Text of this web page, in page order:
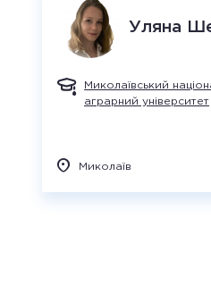
Уляна
Миколаївський
аграрний університет
Миколаїв